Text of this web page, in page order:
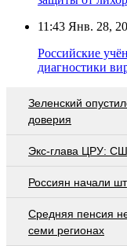
11:43 Янв. 28,
Российские
диагностики
Зеленский
доверия
Экс-глава ЦРУ:
Россиян начали
Средняя пенсия
семи регионах